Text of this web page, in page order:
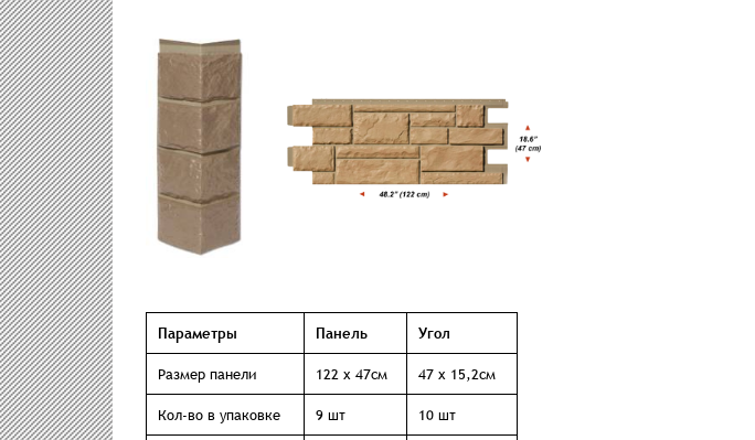
Параметры Панель Угол
Размер панели 122 x 47см 47 x 15,2см
Кол-во в упаковке 9 шт 10 шт